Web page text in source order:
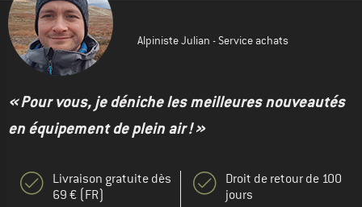
Alpiniste Julian - Service achats
« Pour vous, je déniche les meilleures nouveautés
en équipement de plein air ! »
Livraison gratuite dès
69 € (FR)
Droit de retour de 100
jours